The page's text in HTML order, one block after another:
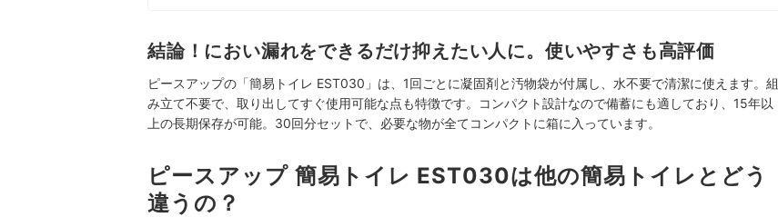
結論！におい漏れをできるだけ抑えたい人に。使いやすさも高評価
ピースアップの「簡易トイレ EST030」は、 1回ごとに凝固剤と汚物袋が付属し、水不要で清潔に使えます。組
み立て不要で、取り出してすぐ使用可能な点も特徴です。コンパクト設計なので備蓄にも適しており、15年以
上の長期保存が可能。30回分セットで、必要な物が全てコンパクトに箱に入っています。
ピースアップ 簡易トイレ EST030は他の簡易トイレとどう
違うの？